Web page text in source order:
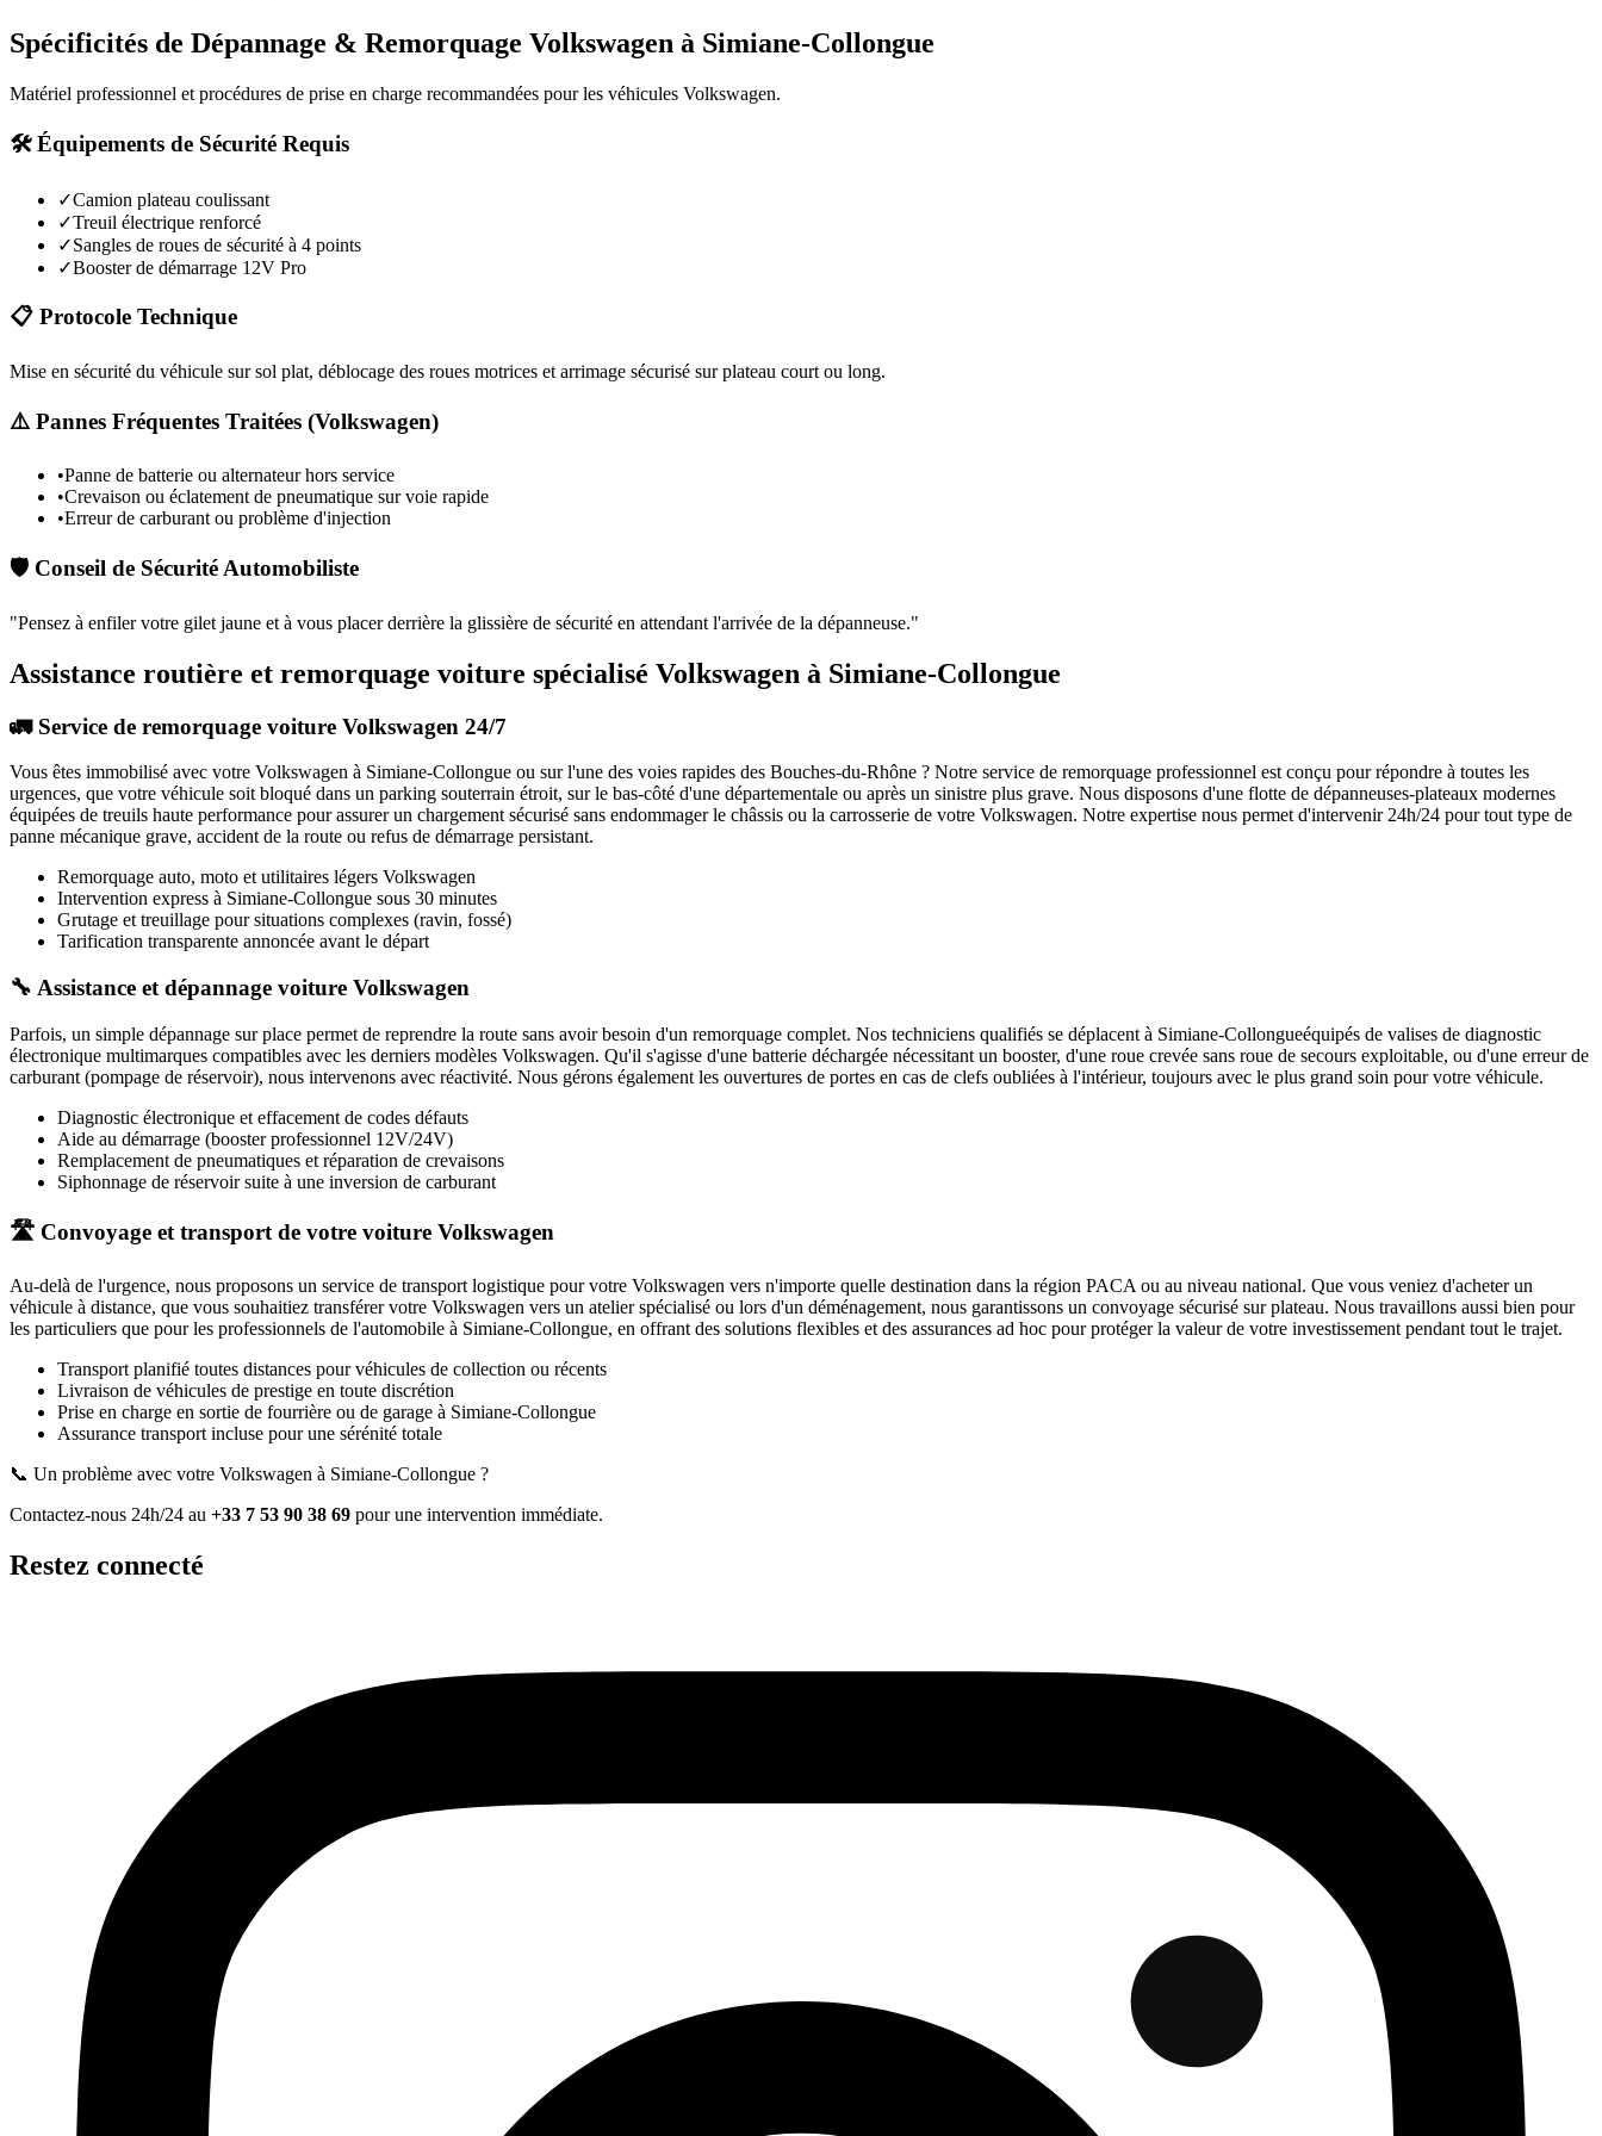
Spécificités de Dépannage & Remorquage Volkswagen à Simiane-Collongue
Matériel professionnel et procédures de prise en charge recommandées pour les véhicules Volkswagen.
🛠️ Équipements de Sécurité Requis
✓Camion plateau coulissant
✓Treuil électrique renforcé
✓Sangles de roues de sécurité à 4 points
✓Booster de démarrage 12V Pro
📋 Protocole Technique
Mise en sécurité du véhicule sur sol plat, déblocage des roues motrices et arrimage sécurisé sur plateau court ou long.
⚠️ Pannes Fréquentes Traitées (Volkswagen)
•Panne de batterie ou alternateur hors service
•Crevaison ou éclatement de pneumatique sur voie rapide
•Erreur de carburant ou problème d'injection
🛡️ Conseil de Sécurité Automobiliste
"Pensez à enfiler votre gilet jaune et à vous placer derrière la glissière de sécurité en attendant l'arrivée de la dépanneuse."
Assistance routière et remorquage voiture spécialisé Volkswagen à Simiane-Collongue
🚛 Service de remorquage voiture Volkswagen 24/7
Vous êtes immobilisé avec votre Volkswagen à Simiane-Collongue ou sur l'une des voies rapides des Bouches-du-Rhône ? Notre service de remorquage professionnel est conçu pour répondre à toutes les
urgences, que votre véhicule soit bloqué dans un parking souterrain étroit, sur le bas-côté d'une départementale ou après un sinistre plus grave. Nous disposons d'une flotte de dépanneuses-plateaux modernes
équipées de treuils haute performance pour assurer un chargement sécurisé sans endommager le châssis ou la carrosserie de votre Volkswagen. Notre expertise nous permet d'intervenir 24h/24 pour tout type de
panne mécanique grave, accident de la route ou refus de démarrage persistant.
Remorquage auto, moto et utilitaires légers Volkswagen
Intervention express à Simiane-Collongue sous 30 minutes
Grutage et treuillage pour situations complexes (ravin, fossé)
Tarification transparente annoncée avant le départ
🔧 Assistance et dépannage voiture Volkswagen
Parfois, un simple dépannage sur place permet de reprendre la route sans avoir besoin d'un remorquage complet. Nos techniciens qualifiés se déplacent à Simiane-Collongueéquipés de valises de diagnostic
électronique multimarques compatibles avec les derniers modèles Volkswagen. Qu'il s'agisse d'une batterie déchargée nécessitant un booster, d'une roue crevée sans roue de secours exploitable, ou d'une erreur de
carburant (pompage de réservoir), nous intervenons avec réactivité. Nous gérons également les ouvertures de portes en cas de clefs oubliées à l'intérieur, toujours avec le plus grand soin pour votre véhicule.
Diagnostic électronique et effacement de codes défauts
Aide au démarrage (booster professionnel 12V/24V)
Remplacement de pneumatiques et réparation de crevaisons
Siphonnage de réservoir suite à une inversion de carburant
🛣️ Convoyage et transport de votre voiture Volkswagen
Au-delà de l'urgence, nous proposons un service de transport logistique pour votre Volkswagen vers n'importe quelle destination dans la région PACA ou au niveau national. Que vous veniez d'acheter un
véhicule à distance, que vous souhaitiez transférer votre Volkswagen vers un atelier spécialisé ou lors d'un déménagement, nous garantissons un convoyage sécurisé sur plateau. Nous travaillons aussi bien pour
les particuliers que pour les professionnels de l'automobile à Simiane-Collongue, en offrant des solutions flexibles et des assurances ad hoc pour protéger la valeur de votre investissement pendant tout le trajet.
Transport planifié toutes distances pour véhicules de collection ou récents
Livraison de véhicules de prestige en toute discrétion
Prise en charge en sortie de fourrière ou de garage à Simiane-Collongue
Assurance transport incluse pour une sérénité totale
📞 Un problème avec votre Volkswagen à Simiane-Collongue ?
Contactez-nous 24h/24 au +33 7 53 90 38 69 pour une intervention immédiate.
Restez connecté